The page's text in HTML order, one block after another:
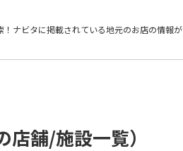
ナビタに掲載されている地元のお店の情報が
舗/施設一覧）